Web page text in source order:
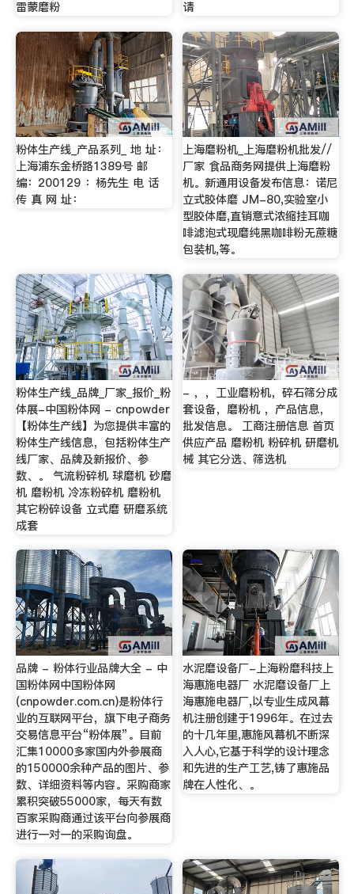
雷蒙磨粉 请
粉体生产线_产品系列_ 地 址：
上海浦东金桥路1389号 邮
编：200129 ：杨先生 电 话
传 真 网 址：
上海磨粉机_上海磨粉机批发//
厂家 食品商务网提供上海磨粉
机。新通用设备发布信息：诺尼
立式胶体磨 JM-80,实验室小
型胶体磨,直销意式浓缩挂耳咖
啡滤泡式现磨纯黑咖啡粉无蔗糖
包装机,等。
粉体生产线_品牌_厂家_报价_粉
体展-中国粉体网 - cnpowder
【粉体生产线】为您提供丰富的
粉体生产线信息，包括粉体生产
线厂家、品牌及新报价、参
数、。 气流粉碎机 球磨机 砂磨
机 磨粉机 冷冻粉碎机 磨粉机
其它粉碎设备 立式磨 研磨系统
成套
- ，，工业磨粉机，碎石筛分成
套设备，磨粉机 ，产品信息，
批发信息。 工商注册信息 首页
供应产品 磨粉机 粉碎机 研磨机
械 其它分选、筛选机
品牌 - 粉体行业品牌大全 - 中
国粉体网中国粉体网
(cnpowder.com.cn)是粉体行
业的互联网平台，旗下电子商务
交易信息平台“粉体展”。目前
汇集10000多家国内外参展商
的150000余种产品的图片、参
数、详细资料等内容。采购商家
累积突破55000家，每天有数
百家采购商通过该平台向参展商
进行一对一的采购询盘。
水泥磨设备厂-上海粉磨科技上
海惠施电器厂 水泥磨设备厂上
海惠施电器厂,以专业生成风幕
机注册创建于1996年。在过去
的十几年里,惠施风幕机不断深
入人心,它基于科学的设计理念
和先进的生产工艺,铸了惠施品
牌在人性化、。